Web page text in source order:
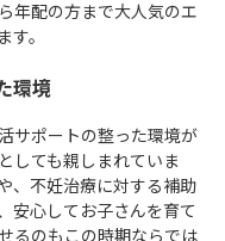
年配の方まで大人気のエ
す。
環境
サポートの整った環境が
しても親しまれていま
、不妊治療に対する補助
安心してお子さんを育て
るのもこの時期ならでは